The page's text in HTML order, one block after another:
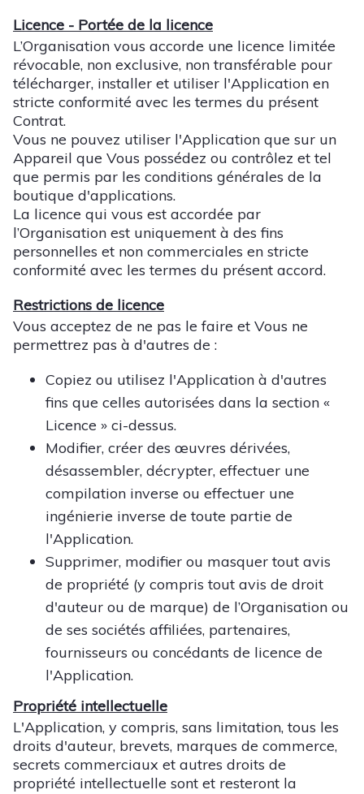
Licence - Portée de la licence
L’Organisation vous accorde une licence limitée
révocable, non exclusive, non transférable pour
télécharger, installer et utiliser l'Application en
stricte conformité avec les termes du présent
Contrat.
Vous ne pouvez utiliser l'Application que sur un
Appareil que Vous possédez ou contrôlez et tel
que permis par les conditions générales de la
boutique d'applications.
La licence qui vous est accordée par
l’Organisation est uniquement à des fins
personnelles et non commerciales en stricte
conformité avec les termes du présent accord.
Restrictions de licence
Vous acceptez de ne pas le faire et Vous ne
permettrez pas à d'autres de :
Copiez ou utilisez l'Application à d'autres
fins que celles autorisées dans la section «
Licence » ci-dessus.
Modifier, créer des œuvres dérivées,
désassembler, décrypter, effectuer une
compilation inverse ou effectuer une
ingénierie inverse de toute partie de
l'Application.
Supprimer, modifier ou masquer tout avis
de propriété (y compris tout avis de droit
d'auteur ou de marque) de l’Organisation ou
de ses sociétés affiliées, partenaires,
fournisseurs ou concédants de licence de
l'Application.
Propriété intellectuelle
L'Application, y compris, sans limitation, tous les
droits d'auteur, brevets, marques de commerce,
secrets commerciaux et autres droits de
propriété intellectuelle sont et resteront la